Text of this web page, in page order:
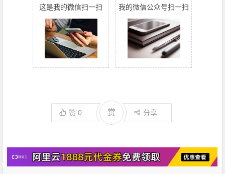
这是我的微信扫一扫
我的微信公众号扫一扫
赞0 赏 分享